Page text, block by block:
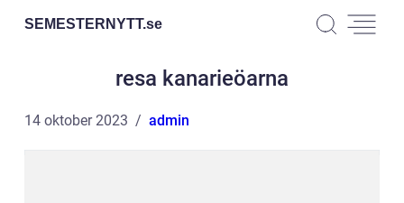
SEMESTERNYTT.se
resa kanarieöarna
14 oktober 2023 admin